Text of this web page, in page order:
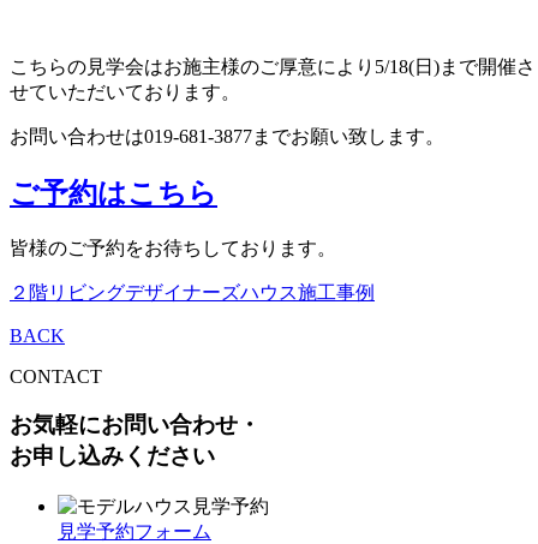
こちらの見学会はお施主様のご厚意により5/18(日)まで開催さ
せていただいております。
お問い合わせは019-681-3877までお願い致します。
ご予約はこちら
皆様のご予約をお待ちしております。
２階リビングデザイナーズハウス施工事例
BACK
CONTACT
お気軽にお問い合わせ・
お申し込みください
見学予約フォーム